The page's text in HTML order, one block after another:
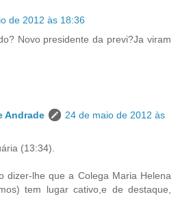
de 2012 às 18:36
Novo presidente da previ?Ja viram
Andrade
24 de maio de 2012 às
(13:34).
dizer-lhe que a Colega Maria Helena
tem lugar cativo,e de destaque,